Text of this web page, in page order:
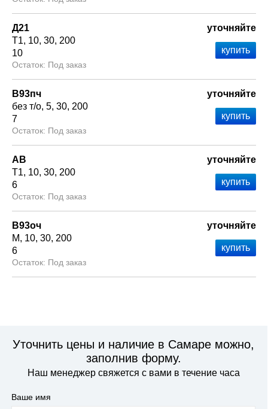
Д21
Т1 10 30 200
10
Под заказ
уточняйте
В93пч
без т/о 5 30 200
7
Под заказ
уточняйте
АВ
Т1 10 30 200
6
Под заказ
уточняйте
В93оч
М
10 30 200
6
Под заказ
уточняйте
Уточнить цены и наличие в Самаре можно,
заполнив форму.
Наш менеджер свяжется с вами в течение часа
Ваше имя